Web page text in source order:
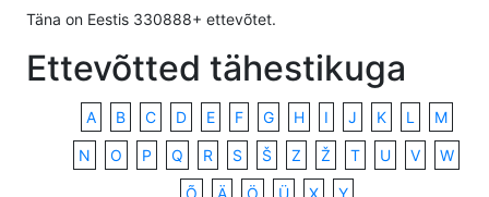
Täna on Eestis 330888+ ettevõtet.
Ettevõtted tähestikuga
A B C D E F G H I J K L M
N O P Q R S Š Z Ž T U V W
Õ Ä Ö Ü X Y